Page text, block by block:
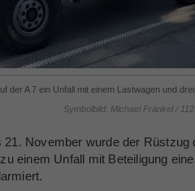
der A 7 ein Unfall mit einem Lastwagen und
Symbolbild: Michael Fränkel /
November wurde der Rüstzug
einem Unfall mit Beteiligung